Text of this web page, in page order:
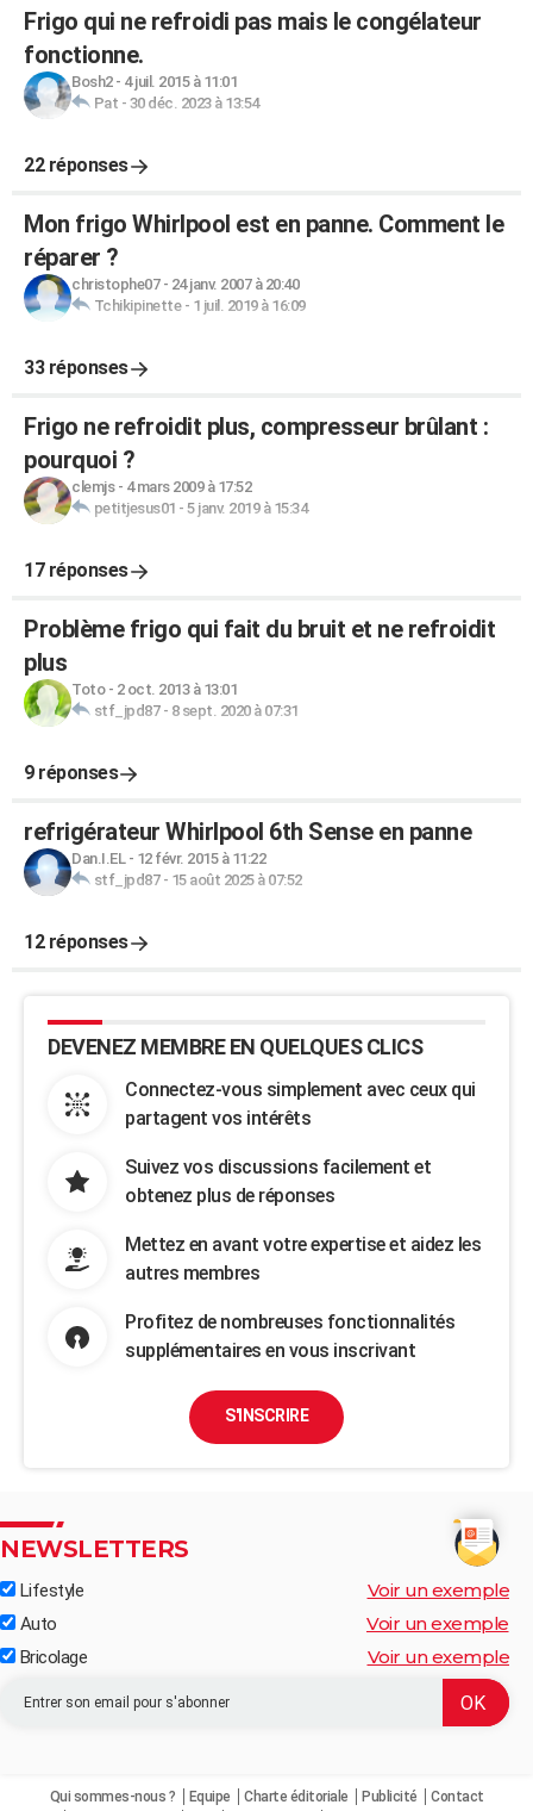
Frigo qui ne refroidi pas mais le congélateur
fonctionne.
Bosh2- 4 juil. 2015 à 11:01
Pat - 30 déc. 2023 à 13:54
22 réponses
Mon frigo Whirlpool est en panne. Comment le
réparer ?
christophe07- 24 janv. 2007 à 20:40
Tchikipinette- 1 juil. 2019 à 16:09
33 réponses
Frigo ne refroidit plus, compresseur brûlant :
pourquoi ?
clemjs- 4 mars 2009 à 17:52
petitjesus01 - 5 janv. 2019 à 15:34
17 réponses
Problème frigo qui fait du bruit et ne refroidit
plus
Toto- 2 oct. 2013 à 13:01
stf_jpd87- 8 sept. 2020 à 07:31
9 réponses
refrigérateur Whirlpool 6th Sense en panne
Dan.I.EL- 12 févr. 2015 à 11:22
stf_jpd87- 15 août 2025 à 07:52
12 réponses
DEVENEZ MEMBRE EN QUELQUES CLICS
Connectez-vous simplement avec ceux qui
partagent vos intérêts
Suivez vos discussions facilement et
obtenez plus de réponses
Mettez en avant votre expertise et aidez les
autres membres
Profitez de nombreuses fonctionnalités
supplémentaires en vous inscrivant
S'INSCRIRE
NEWSLETTERS
Lifestyle Voir un exemple
Auto Voir un exemple
Bricolage Voir un exemple
Qui sommes-nous ? Equipe Charte éditoriale Publicité
Contact